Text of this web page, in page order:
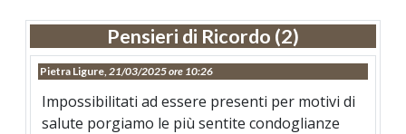
Pensieri di Ricordo (2)
Pietra Ligure,21/03/2025 ore 10:26
Impossibilitati ad essere presenti per motivi di
salute porgiamo le più sentite condoglianze